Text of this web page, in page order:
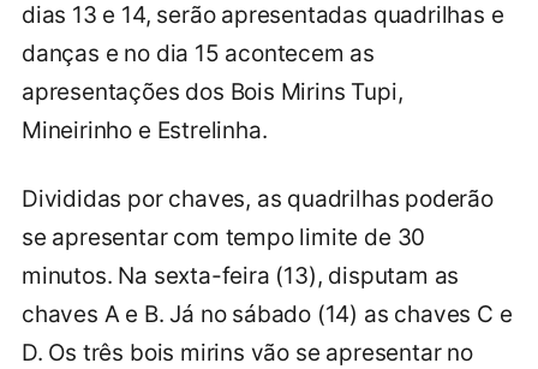
dias 13 e 14, serão apresentadas quadrilhas e
danças e no dia 15 acontecem as
apresentações dos Bois Mirins Tupi,
Mineirinho e Estrelinha.
Divididas por chaves, as quadrilhas poderão
se apresentar com tempo limite de 30
minutos. Na sexta-feira (13), disputam as
chaves A e B. Já no sábado (14) as chaves C e
D. Os três bois mirins vão se apresentar no